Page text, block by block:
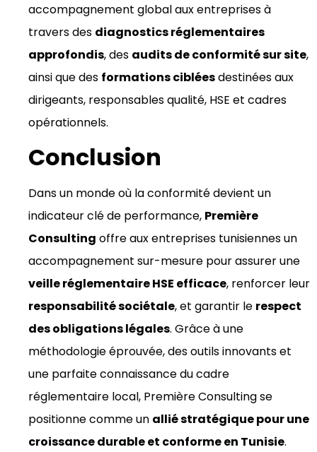
accompagnement global aux entreprises à
travers des diagnostics réglementaires
approfondis, des audits de conformité sur site,
ainsi que des formations cibléesdestinées aux
dirigeants, responsables qualité, HSE et cadres
opérationnels.
Conclusion
Dans un monde où la conformité devient un
indicateur clé de performance, Première
Consulting offre aux entreprises tunisiennes un
accompagnement sur-mesure pour assurer une
veille réglementaire HSE efficace, renforcer leur
responsabilité sociétale, et garantir le respect
des obligations légales. Grâce à une
méthodologie éprouvée, des outils innovants et
une parfaite connaissance du cadre
réglementaire local, Première Consulting se
positionne comme un allié stratégique pour une
croissance durable et conforme en Tunisie.